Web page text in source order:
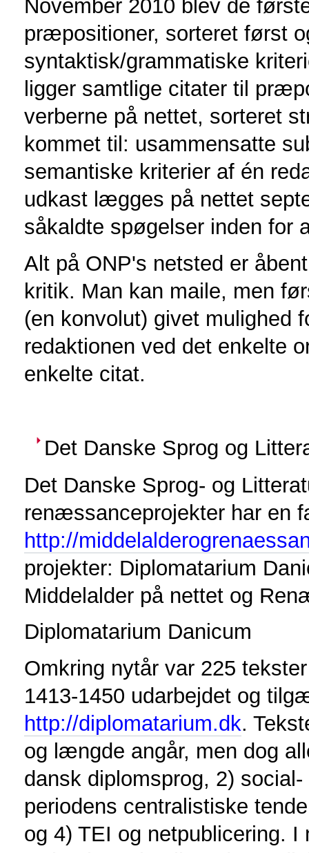
November 2010 blev de
præpositioner, sorteret først
syntaktisk/grammatiske
ligger samtlige citater til
verberne på nettet, sorteret
kommet til: usammensatte
semantiske kriterier af én
udkast lægges på nettet
såkaldte spøgelser inden for
Alt på ONP's netsted er
kritik. Man kan maile, men
(en konvolut) givet mulighed
redaktionen ved det enkelte
enkelte citat.
Det Danske Sprog og
Det Danske Sprog- og
renæssanceprojekter har en
http://
projekter: Diplomatarium
Middelalder på nettet og
Diplomatarium Danicum
Omkring nytår var 225
1413-1450 udarbejdet og
http://diplomatarium.dk.
og længde angår, men dog
dansk diplomsprog, 2)
periodens centralistiske
og 4) TEI og netpublicering.